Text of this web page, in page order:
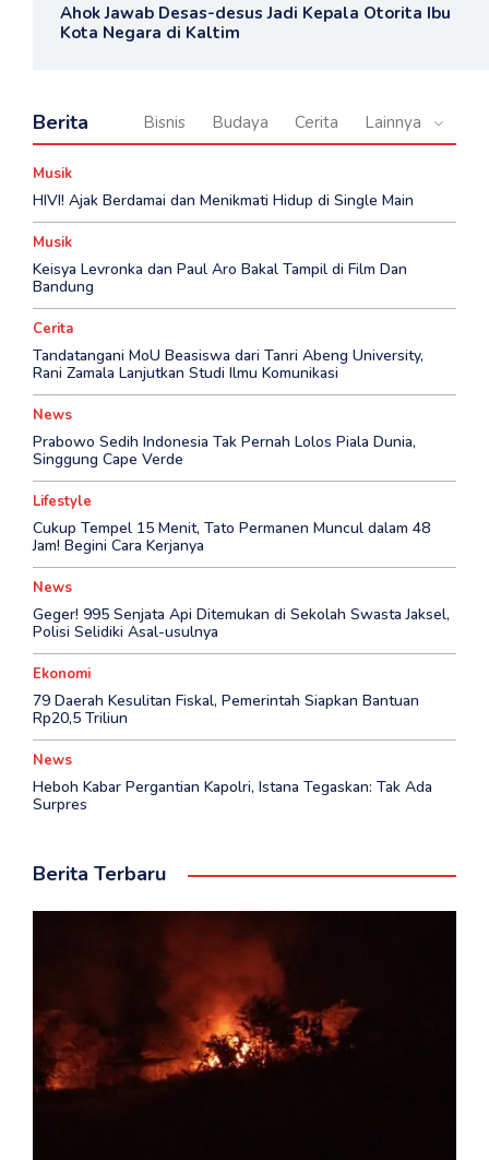
Ahok Jawab Desas-desus Jadi Kepala Otorita Ibu
Kota Negara di Kaltim
Berita Bisnis Budaya Cerita Lainnya
Musik
HIVI! Ajak Berdamai dan Menikmati Hidup di Single Main
Musik
Keisya Levronka dan Paul Aro Bakal Tampil di Film Dan
Bandung
Cerita
Tandatangani MoU Beasiswa dari Tanri Abeng University,
Rani Zamala Lanjutkan Studi Ilmu Komunikasi
News
Prabowo Sedih Indonesia Tak Pernah Lolos Piala Dunia,
Singgung Cape Verde
Lifestyle
Cukup Tempel 15 Menit, Tato Permanen Muncul dalam 48
Jam! Begini Cara Kerjanya
News
Geger! 995 Senjata Api Ditemukan di Sekolah Swasta Jaksel,
Polisi Selidiki Asal-usulnya
Ekonomi
79 Daerah Kesulitan Fiskal, Pemerintah Siapkan Bantuan
Rp20,5 Triliun
News
Heboh Kabar Pergantian Kapolri, Istana Tegaskan: Tak Ada
Surpres
Berita Terbaru